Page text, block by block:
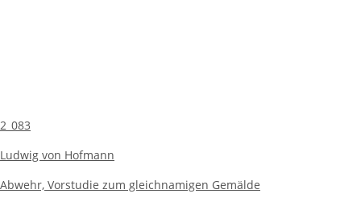
2_083
Ludwig von Hofmann
Abwehr, Vorstudie zum gleichnamigen Gemälde